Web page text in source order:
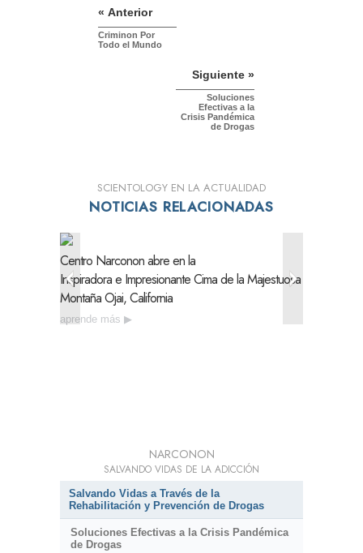
« Anterior
Criminon Por
Todo el Mundo
Siguiente »
Soluciones
Efectivas a la
Crisis Pandémica
de Drogas
SCIENTOLOGY EN LA ACTUALIDAD
NOTICIAS RELACIONADAS
Centro Narconon abre en la
Inspiradora e ImpresionanteCima de la Majestuosa
Montaña Ojai, California
aprende más
NARCONON
SALVANDO VIDAS DE LA ADICCIÓN
Salvando Vidas a Través de la
Rehabilitación y Prevención de Drogas
Soluciones Efectivas a la Crisis Pandémica
de Drogas